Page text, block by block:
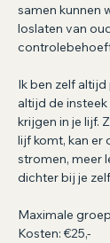
samen kunnen
loslaten van
Ik ben zelf
altijd de
krijgen in je lijf.
lijf komt, kan er
stromen, meer
dichter bij je
Maximale
Kosten: €25,-